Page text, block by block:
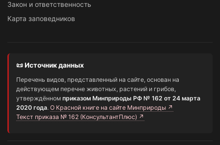
Закон и ответственность
Карта заповедников
📜 Источник данных
Перечень видов, представленный на сайте, основан на
действующем перечне животных, растений и грибов,
утверждённом приказом Минприроды РФ № 162 от 24 марта
2020 года. О Красной книге на сайте Минприроды ↗
Текст приказа № 162 (КонсультантПлюс) ↗